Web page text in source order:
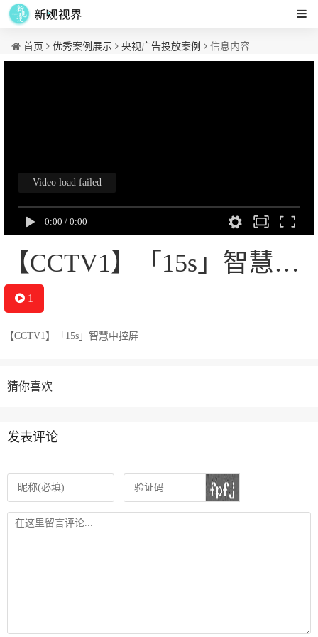
首页 优秀案例展示 央视广告投放案例 信息内容
【CCTV1】「15s」智慧中控屏
1
【CCTV1】「15s」智慧中控屏
猜你喜欢
发表评论